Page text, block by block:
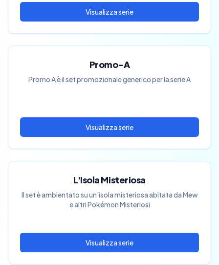
Promo-A
Promo A è il set promozionale generico per la serie A
L'Isola Misteriosa
Il set è ambientato su un'isola misteriosa abitata da Mew
e altri Pokémon Misteriosi